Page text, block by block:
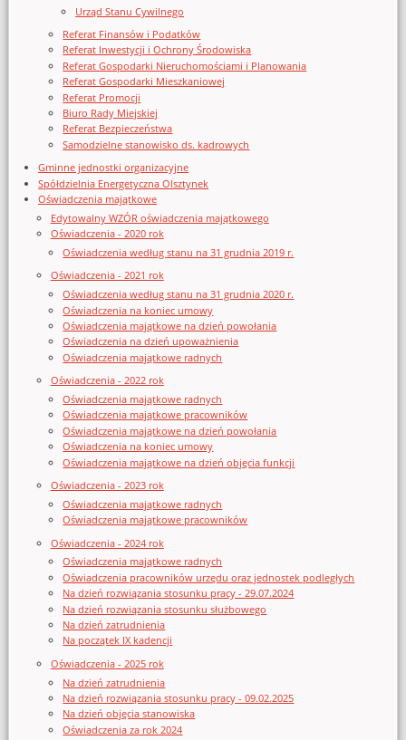
Urząd Stanu Cywilnego
Referat Finansów i Podatków
Referat Inwestycji i Ochrony Środowiska
Referat Gospodarki Nieruchomościami i Planowania
Referat Gospodarki Mieszkaniowej
Referat Promocji
Biuro Rady Miejskiej
Referat Bezpieczeństwa
Samodzielne stanowisko ds. kadrowych
Gminne jednostki organizacyjne
Spółdzielnia Energetyczna Olsztynek
Oświadczenia majątkowe
Edytowalny WZÓR oświadczenia majątkowego
Oświadczenia - 2020 rok
Oświadczenia według stanu na 31 grudnia 2019 r.
Oświadczenia - 2021 rok
Oświadczenia według stanu na 31 grudnia 2020 r.
Oświadczenia na koniec umowy
Oświadczenia majątkowe na dzień powołania
Oświadczenia na dzień upoważnienia
Oświadczenia majątkowe radnych
Oświadczenia - 2022 rok
Oświadczenia majątkowe radnych
Oświadczenia majątkowe pracowników
Oświadczenia majątkowe na dzień powołania
Oświadczenia na koniec umowy
Oświadczenia majątkowe na dzień objęcia funkcji
Oświadczenia - 2023 rok
Oświadczenia majątkowe radnych
Oświadczenia majątkowe pracowników
Oświadczenia - 2024 rok
Oświadczenia majątkowe radnych
Oświadczenia pracowników urzędu oraz jednostek podległych
Na dzień rozwiązania stosunku pracy - 29.07.2024
Na dzień rozwiązania stosunku służbowego
Na dzień zatrudnienia
Na początek IX kadencji
Oświadczenia - 2025 rok
Na dzień zatrudnienia
Na dzień rozwiązania stosunku pracy - 09.02.2025
Na dzień objęcia stanowiska
Oświadczenia za rok 2024